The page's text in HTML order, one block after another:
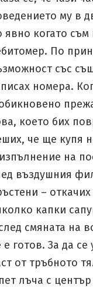
му в
явно когато
По
със
номера.
което бих
че ще купя
на
въздушния
–
капки
смяната на
е готов. За да
от тръбното
лъча с